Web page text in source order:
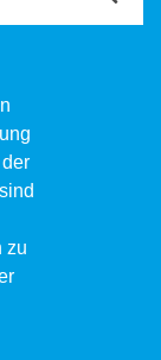
zu